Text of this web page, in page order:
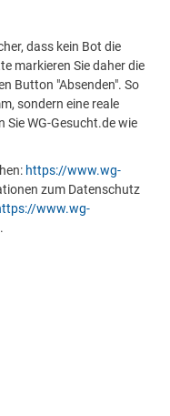
dass kein Bot die
markieren Sie daher die
Button "Absenden". So
sondern eine reale
Sie WG-Gesucht.de wie
https://www.wg-
zum Datenschutz
www.wg-
.